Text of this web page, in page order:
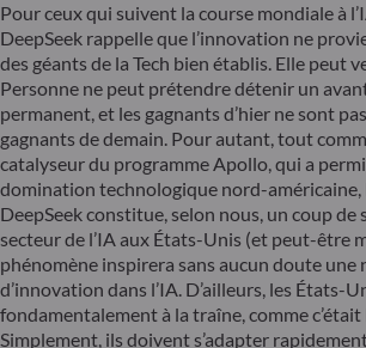
Pour ceux qui suivent la course mondiale à
DeepSeek rappelle que l’innovation ne
des géants de la Tech bien établis. Elle peut
Personne ne peut prétendre détenir un
permanent, et les gagnants d’hier ne sont
gagnants de demain. Pour autant, tout
catalyseur du programme Apollo, qui a
domination technologique nord-américaine,
DeepSeek constitue, selon nous, un coup de
secteur de l’IA aux États-Unis (et peut-être
phénomène inspirera sans aucun doute une
d’innovation dans l’IA. D’ailleurs, les États-
fondamentalement à la traîne, comme c’était
Simplement, ils doivent s’adapter